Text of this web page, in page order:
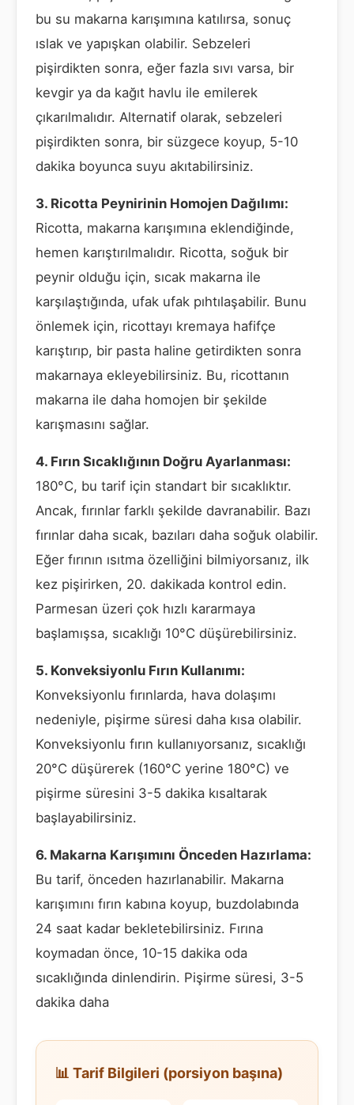
bu su makarna karışımına katılırsa, sonuç
ıslak ve yapışkan olabilir. Sebzeleri
pişirdikten sonra, eğer fazla sıvı varsa, bir
kevgir ya da kağıt havlu ile emilerek
çıkarılmalıdır. Alternatif olarak, sebzeleri
pişirdikten sonra, bir süzgece koyup, 5-10
dakika boyunca suyu akıtabilirsiniz.
3. Ricotta Peynirinin Homojen Dağılımı:
Ricotta, makarna karışımına eklendiğinde,
hemen karıştırılmalıdır. Ricotta, soğuk bir
peynir olduğu için, sıcak makarna ile
karşılaştığında, ufak ufak pıhtılaşabilir. Bunu
önlemek için, ricottayı kremaya hafifçe
karıştırıp, bir pasta haline getirdikten sonra
makarnaya ekleyebilirsiniz. Bu, ricottanın
makarna ile daha homojen bir şekilde
karışmasını sağlar.
4. Fırın Sıcaklığının Doğru Ayarlanması:
180°C, bu tarif için standart bir sıcaklıktır.
Ancak, fırınlar farklı şekilde davranabilir. Bazı
fırınlar daha sıcak, bazıları daha soğuk olabilir.
Eğer fırının ısıtma özelliğini bilmiyorsanız, ilk
kez pişirirken, 20. dakikada kontrol edin.
Parmesan üzeri çok hızlı kararmaya
başlamışsa, sıcaklığı 10°C düşürebilirsiniz.
5. Konveksiyonlu Fırın Kullanımı:
Konveksiyonlu fırınlarda, hava dolaşımı
nedeniyle, pişirme süresi daha kısa olabilir.
Konveksiyonlu fırın kullanıyorsanız, sıcaklığı
20°C düşürerek (160°C yerine 180°C) ve
pişirme süresini 3-5 dakika kısaltarak
başlayabilirsiniz.
6. Makarna Karışımını Önceden Hazırlama:
Bu tarif, önceden hazırlanabilir. Makarna
karışımını fırın kabına koyup, buzdolabında
24 saat kadar bekletebilirsiniz. Fırına
koymadan önce, 10-15 dakika oda
sıcaklığında dinlendirin. Pişirme süresi, 3-5
dakika daha
📊 Tarif Bilgileri (porsiyon başına)